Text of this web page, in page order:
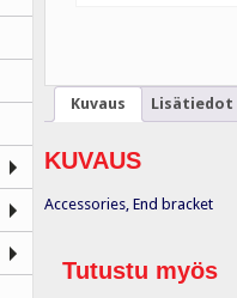
Kuvaus Lisätiedot
KUVAUS
Accessories, End bracket
Tutustu myös